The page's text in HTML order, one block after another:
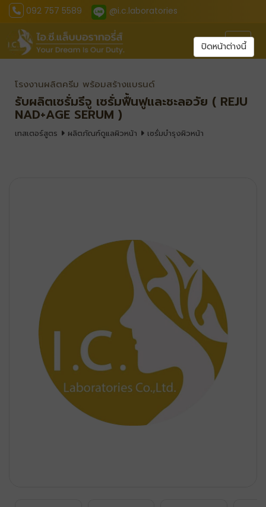
092 757 5589 @i.c.laboratories
โรงงานผลิตครีม พร้อมสร้างแบรนด์
รับผลิตเซรั่มรีจู เซรั่มฟื้นฟูและชะลอวัย ( REJU
NAD+AGE SERUM )
เทสเตอร์สูตร ผลิตภัณฑ์ดูแลผิวหน้า เซรั่มบำรุงผิวหน้า
ปิดหน้าต่างนี้